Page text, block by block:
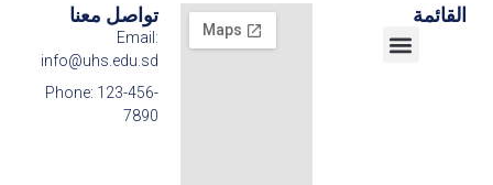
القائمة تواصل معنا
Email:
info@uhs.edu.sd
Phone: 123-456-
7890